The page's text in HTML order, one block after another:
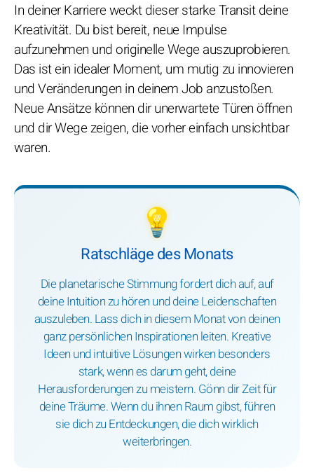
In deiner Karriere weckt dieser starke Transit deine
Kreativität. Du bist bereit, neue Impulse
aufzunehmen und originelle Wege auszuprobieren.
Das ist ein idealer Moment, um mutig zu innovieren
und Veränderungen in deinem Job anzustoßen.
Neue Ansätze können dir unerwartete Türen öffnen
und dir Wege zeigen, die vorher einfach unsichtbar
waren.
💡
Ratschläge des Monats
Die planetarische Stimmung fordert dich auf, auf
deine Intuition zu hören und deine Leidenschaften
auszuleben. Lass dich in diesem Monat von deinen
ganz persönlichen Inspirationen leiten. Kreative
Ideen und intuitive Lösungen wirken besonders
stark, wenn es darum geht, deine
Herausforderungen zu meistern. Gönn dir Zeit für
deine Träume. Wenn du ihnen Raum gibst, führen
sie dich zu Entdeckungen, die dich wirklich
weiterbringen.